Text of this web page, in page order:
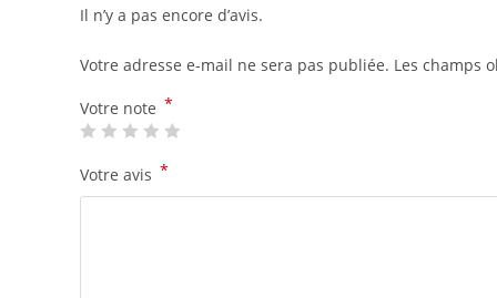
Il n’y a pas encore d’avis.
Votre adresse e-mail ne sera pas publiée. Les champs
Votre note *
Votre avis *